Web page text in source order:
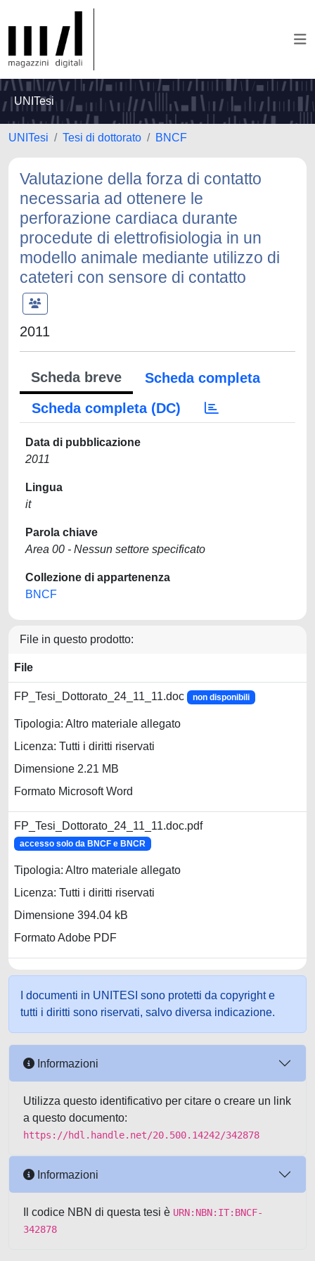
UNITesi
UNITesi Tesi di dottorato BNCF
Valutazione della forza di contatto
necessaria ad ottenere le
perforazione cardiaca durante
procedute di elettrofisiologia in un
modello animale mediante utilizzo di
cateteri con sensore di contatto
2011
Scheda breve
Scheda completa
Scheda completa (DC)
Data di pubblicazione
2011
Lingua
it
Parola chiave
Area 00 - Nessun settore specificato
Collezione di appartenenza
BNCF
File in questo prodotto:
File
FP_Tesi_Dottorato_24_11_11.doc non disponibili
Tipologia: Altro materiale allegato
Licenza: Tutti i diritti riservati
Dimensione 2.21 MB
Formato Microsoft Word
FP_Tesi_Dottorato_24_11_11.doc.pdf
accesso solo da BNCF e BNCR
Tipologia: Altro materiale allegato
Licenza: Tutti i diritti riservati
Dimensione 394.04 kB
Formato Adobe PDF
I documenti in UNITESI sono protetti da copyright e
tutti i diritti sono riservati, salvo diversa indicazione.
Informazioni
Utilizza questo identificativo per citare o creare un link
a questo documento:
https://hdl.handle.net/20.500.14242/342878
Informazioni
Il codice NBN di questa tesi è URN:NBN:IT:BNCF-
342878